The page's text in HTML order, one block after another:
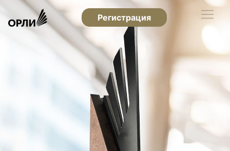
Регистрация